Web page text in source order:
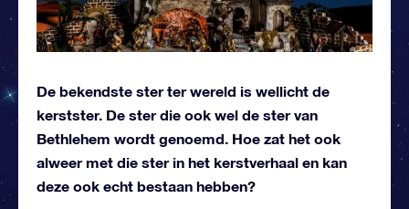
De bekendste ster ter wereld is wellicht de
kerstster. De ster die ook wel de ster van
Bethlehem wordt genoemd. Hoe zat het ook
alweer met die ster in het kerstverhaal en kan
deze ook echt bestaan hebben?